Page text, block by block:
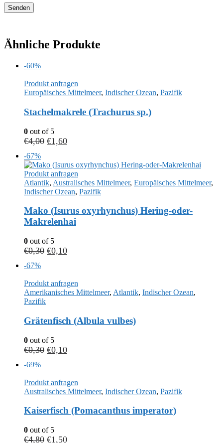
Ähnliche Produkte
-60%
Produkt anfragen
Europäisches Mittelmeer, Indischer Ozean, Pazifik
Stachelmakrele (Trachurus sp.)
0 out of 5
€4,00 €1,60
-67%
Produkt anfragen
Atlantik, Australisches Mittelmeer, Europäisches Mittelmeer,
Indischer Ozean, Pazifik
Mako (Isurus oxyrhynchus) Hering-oder-
Makrelenhai
0 out of 5
€0,30 €0,10
-67%
Produkt anfragen
Amerikanisches Mittelmeer, Atlantik, Indischer Ozean,
Pazifik
Grätenfisch (Albula vulbes)
0 out of 5
€0,30 €0,10
-69%
Produkt anfragen
Australisches Mittelmeer, Indischer Ozean, Pazifik
Kaiserfisch (Pomacanthus imperator)
0 out of 5
€4,80 €1,50